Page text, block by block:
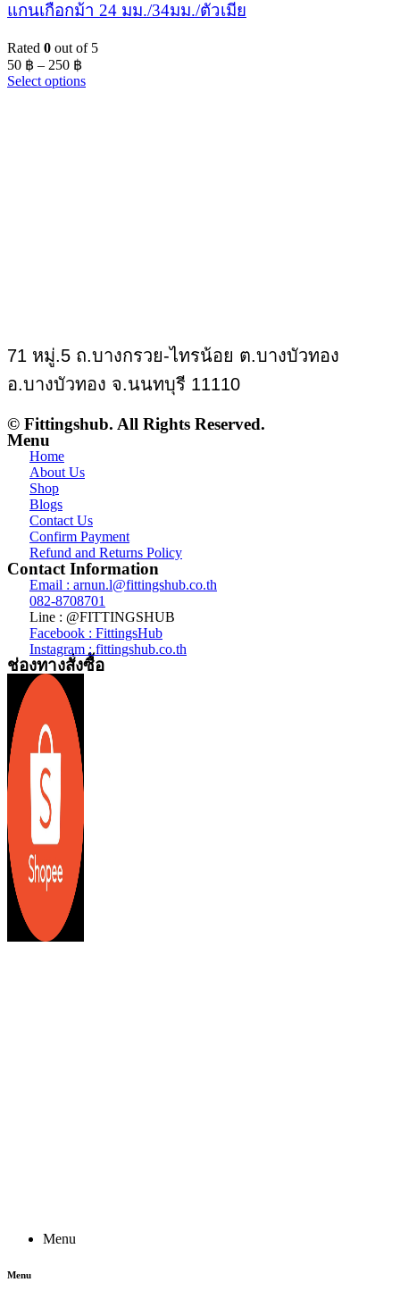
แกนเกือกม้า 24 มม./34มม./ตัวเมีย
Rated 0 out of 5
50 ฿ – 250 ฿
Select options
71 หมู่.5 ถ.บางกรวย-ไทรน้อย ต.บางบัวทอง
อ.บางบัวทอง จ.นนทบุรี 11110
© Fittingshub. All Rights Reserved.
Menu
Home
About Us
Shop
Blogs
Contact Us
Confirm Payment
Refund and Returns Policy
Contact Information
Email : arnun.l@fittingshub.co.th
082-8708701
Line : @FITTINGSHUB
Facebook : FittingsHub
Instagram : fittingshub.co.th
ช่องทางสั่งซื้อ
Menu
Menu